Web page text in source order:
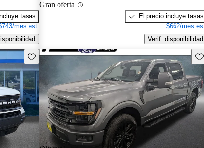
tasas
mes est.
Gran oferta
El precio incluye tasas
$662/mes
Verif. disponibilidad
Guarda este Aviso